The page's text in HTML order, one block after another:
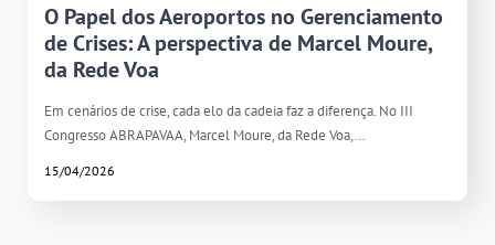
O Papel dos Aeroportos no Gerenciamento
de Crises: A perspectiva de Marcel Moure,
da Rede Voa
Em cenários de crise, cada elo da cadeia faz a diferença. No III
Congresso ABRAPAVAA, Marcel Moure, da Rede Voa,…
15/04/2026